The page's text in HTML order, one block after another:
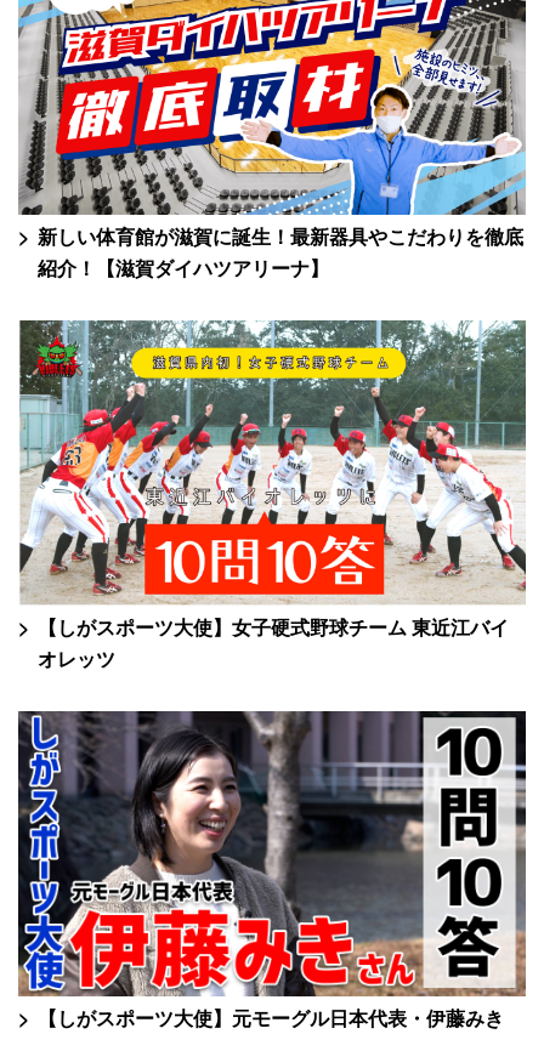
新しい体育館が滋賀に誕生！最新器具やこだわりを徹底
紹介！【滋賀ダイハツアリーナ】
【しがスポーツ大使】女子硬式野球チーム 東近江バイ
オレッツ
【しがスポーツ大使】元モーグル日本代表・伊藤みき